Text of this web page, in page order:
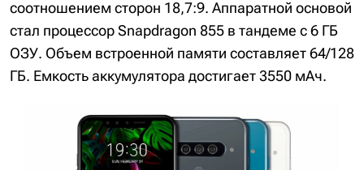
соотношением сторон 18,7:9. Аппаратной основой
стал процессор Snapdragon 855 в тандеме с 6 ГБ
ОЗУ. Объем встроенной памяти составляет 64/128
ГБ. Емкость аккумулятора достигает 3550 мАч.